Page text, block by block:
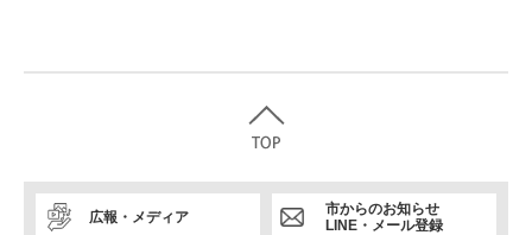
広報・メディア
市からのお知らせ
LINE・メール登録